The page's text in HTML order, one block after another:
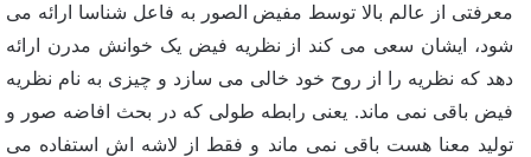
معرفتی از عالم بالا توسط مفیض الصور به فاعل شناسا ارائه می
شود، ایشان سعی می کند از نظریه فیض یک خوانش مدرن ارائه
دهد که نظریه را از روح خود خالی می سازد و چیزی به نام نظریه
فیض باقی نمی ماند. یعنی رابطه طولی که در بحث افاضه صور و
تولید معنا هست باقی نمی ماند و فقط از لاشه اش استفاده می